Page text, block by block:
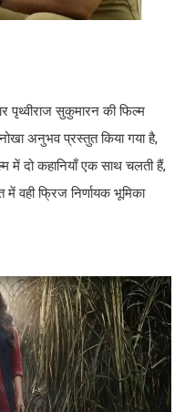
सुकुमारन की फिल्म
अनुभव प्रस्तुत किया गया है,
में दो कहानियाँ एक साथ चलती हैं,
फ्रिज निर्णायक भूमिका